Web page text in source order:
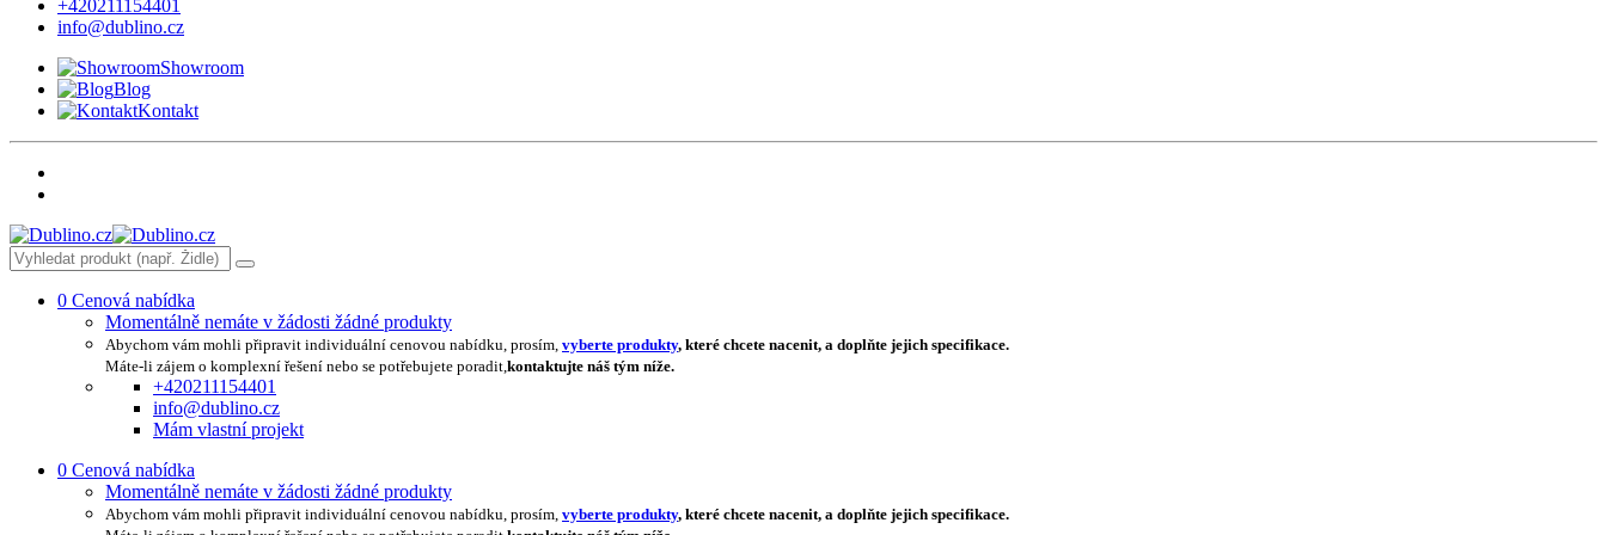
+420211154401
info@dublino.cz
Showroom
Blog
Kontakt
0 Cenová nabídka
Momentálně nemáte v žádosti žádné produkty
Abychom vám mohli připravit individuální cenovou nabídku, prosím, vyberte produkty, které chcete nacenit, a doplňte jejich specifikace.
Máte-li zájem o komplexní řešení nebo se potřebujete poradit,kontaktujte náš tým níže.
+420211154401
info@dublino.cz
Mám vlastní projekt
0 Cenová nabídka
Momentálně nemáte v žádosti žádné produkty
Abychom vám mohli připravit individuální cenovou nabídku, prosím, vyberte produkty, které chcete nacenit, a doplňte jejich specifikace.